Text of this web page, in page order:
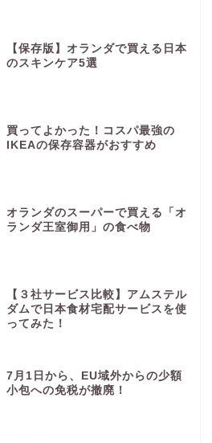
【保存版】オランダで買える日本
のスキンケア5選
買ってよかった！コスパ最強の
IKEAの保存容器がおすすめ
オランダのスーパーで買える「オ
ランダ王室御用」の食べ物
【３社サービス比較】アムステル
ダムで日本食材宅配サービスを使
ってみた！
7月1日から、EU域外からの少額
小包への免税が撤廃！